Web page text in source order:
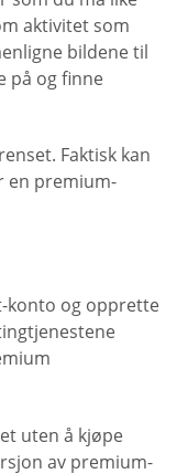
aktivitet som
bildene til
på og finne
Faktisk kan
en premium-
konto og opprette
uten å kjøpe
av premium-